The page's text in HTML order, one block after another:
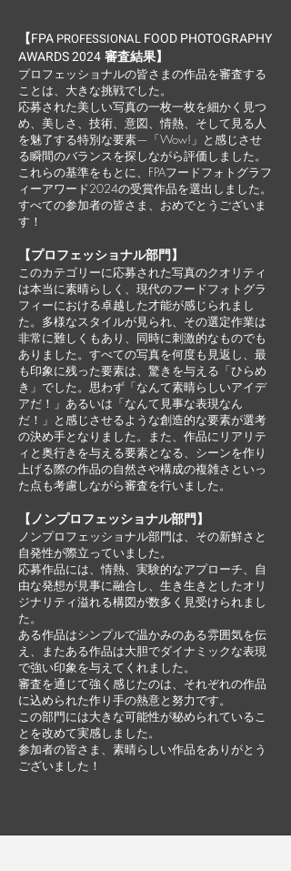
【FPA PROFESSIONAL FOOD PHOTOGRAPHY
AWARDS 2024 審査結果】
プロフェッショナルの皆さまの作品を審査する
ことは、大きな挑戦でした。
応募された美しい写真の一枚一枚を細かく見つ
め、美しさ、技術、意図、情熱、そして見る人
を魅了する特別な要素—「Wow!」と感じさせ
る瞬間のバランスを探しながら評価しました。
これらの基準をもとに、FPAフードフォトグラフ
ィーアワード2024の受賞作品を選出しました。
すべての参加者の皆さま、おめでとうございま
す！
【プロフェッショナル部門】
このカテゴリーに応募された写真のクオリティ
は本当に素晴らしく、現代のフードフォトグラ
フィーにおける卓越した才能が感じられまし
た。多様なスタイルが見られ、その選定作業は
非常に難しくもあり、同時に刺激的なものでも
ありました。すべての写真を何度も見返し、最
も印象に残った要素は、驚きを与える「ひらめ
き」でした。思わず「なんて素晴らしいアイデ
アだ！」あるいは「なんて見事な表現なん
だ！」と感じさせるような創造的な要素が選考
の決め手となりました。また、作品にリアリテ
ィと奥行きを与える要素となる、シーンを作り
上げる際の作品の自然さや構成の複雑さといっ
た点も考慮しながら審査を行いました。
【ノンプロフェッショナル部門】
ノンプロフェッショナル部門は、その新鮮さと
自発性が際立っていました。
応募作品には、情熱、実験的なアプローチ、自
由な発想が見事に融合し、生き生きとしたオリ
ジナリティ溢れる構図が数多く見受けられまし
た。
ある作品はシンプルで温かみのある雰囲気を伝
え、またある作品は大胆でダイナミックな表現
で強い印象を与えてくれました。
審査を通じて強く感じたのは、それぞれの作品
に込められた作り手の熱意と努力です。
この部門には大きな可能性が秘められているこ
とを改めて実感しました。
参加者の皆さま、素晴らしい作品をありがとう
ございました！